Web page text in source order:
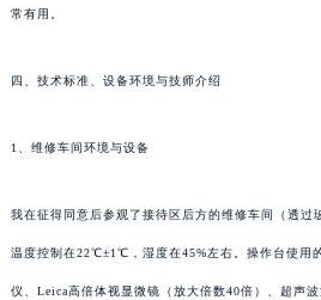
常有用。
四、技术标准、设备环境与技师介绍
1、维修车间环境与设备
我在征得同意后参观了接待区后方的维修车间（透过
温度控制在22℃±1℃，湿度在45%左右。操作台使用
仪、Leica高倍体视显微镜（放大倍数40倍）、超声